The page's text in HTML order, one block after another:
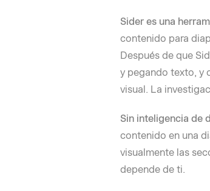
Sider es una
contenido para
Después de que
y pegando texto, y
visual. La
Sin inteligencia de
contenido en una
visualmente las
depende de ti.